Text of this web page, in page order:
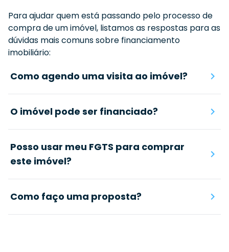
Para ajudar quem está passando pelo processo de
compra de um imóvel, listamos as respostas para as
dúvidas mais comuns sobre financiamento
imobiliário:
Como agendo uma visita ao imóvel?
O imóvel pode ser financiado?
Posso usar meu FGTS para comprar
este imóvel?
Como faço uma proposta?